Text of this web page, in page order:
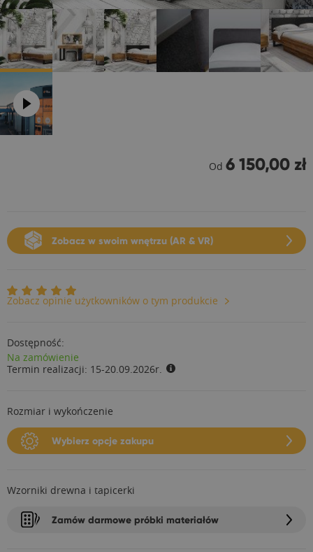
Od 6 150,00 zł
Zobacz w swoim wnętrzu (AR & VR)
Zobacz opinie użytkowników o tym produkcie
Dostępność:
Na zamówienie
Termin realizacji: 15-20.09.2026r.
Rozmiar i wykończenie
Wybierz opcje zakupu
Wzorniki drewna i tapicerki
Zamów darmowe próbki materiałów